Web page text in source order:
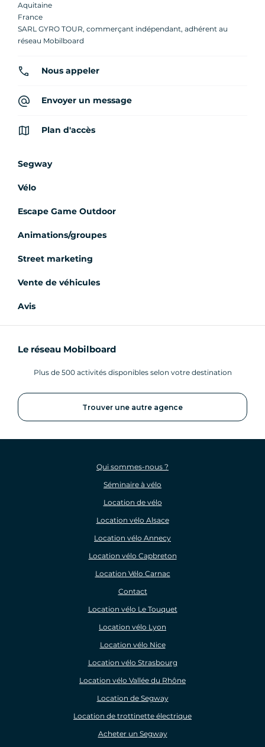
Aquitaine
France
SARL GYRO TOUR, commerçant indépendant, adhérent au
réseau Mobilboard
Nous appeler
Envoyer un message
Plan d'accès
Segway
Vélo
Escape Game Outdoor
Animations/groupes
Street marketing
Vente de véhicules
Avis
Le réseau Mobilboard
Plus de 500 activités disponibles selon votre destination
Trouver une autre agence
Qui sommes-nous ?
Séminaire à vélo
Location de vélo
Location vélo Alsace
Location vélo Annecy
Location vélo Capbreton
Location Vélo Carnac
Contact
Location vélo Le Touquet
Location vélo Lyon
Location vélo Nice
Location vélo Strasbourg
Location vélo Vallée du Rhône
Location de Segway
Location de trottinette électrique
Acheter un Segway